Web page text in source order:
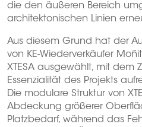
die den äußeren Bereich
architektonischen Linien
Aus diesem Grund hat der
von KE-Wiederverkäufer
XTESA ausgewählt, mit dem
Essenzialität des Projekts
Die modulare Struktur von
Abdeckung größerer
Platzbedarf, während das